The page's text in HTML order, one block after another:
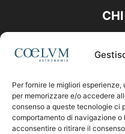
Per fornire le migliori
per memorizzare e/o accedere
consenso a queste tecnologie ci
comportamento di navigazione o
acconsentire o ritirare il
Contattaci: